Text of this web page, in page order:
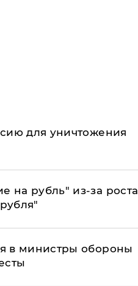
для уничтожения
на рубль" из-за роста
в министры обороны